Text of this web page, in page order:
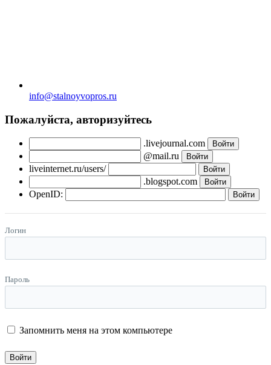
info@stalnoyvopros.ru
Пожалуйста, авторизуйтесь
.livejournal.com
@mail.ru
liveinternet.ru/users/
.blogspot.com
OpenID:
Логин
Пароль
Запомнить меня на этом компьютере